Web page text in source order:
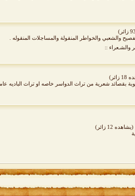
والشعبي والخواطر المنقولة والمساجلات المنقوله .
والشـعراء ::
بقصائد شعرية من تراث الدواسر خاصه او تراث الباديه
(يشاهده 12 زائر)